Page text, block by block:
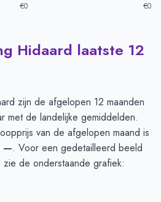
€0 €0
m2-Afgelopen 3 maanden (per
Hidaard laatste 12
zijn de afgelopen 12 maanden
met de landelijke gemiddelden.
van de afgelopen maand is
—. Voor een gedetailleerd beeld
de onderstaande grafiek: